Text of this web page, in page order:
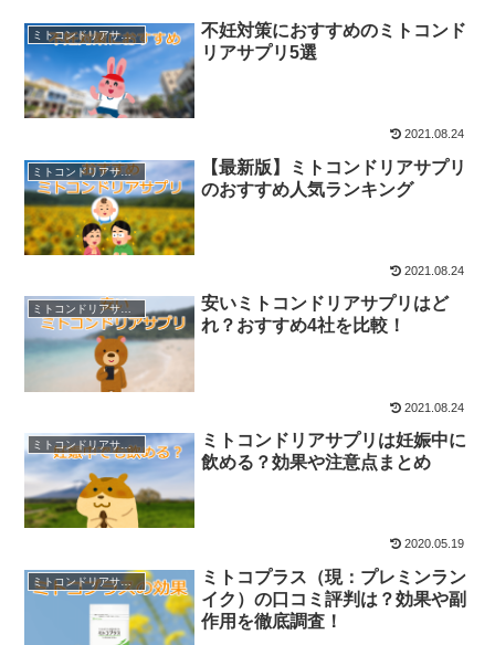
ミトコンドリアサプリの基礎知識
不妊対策におすすめのミトコンド
リアサプリ5選
2021.08.24
ミトコンドリアサプリの基礎知識
【最新版】ミトコンドリアサプリ
のおすすめ人気ランキング
2021.08.24
ミトコンドリアサプリの基礎知識
安いミトコンドリアサプリはど
れ？おすすめ4社を比較！
2021.08.24
ミトコンドリアサプリの基礎知識
ミトコンドリアサプリは妊娠中に
飲める？効果や注意点まとめ
2020.05.19
ミトコンドリアサプリの基礎知識
ミトコプラス（現：プレミンラン
イク）の口コミ評判は？効果や副
作用を徹底調査！